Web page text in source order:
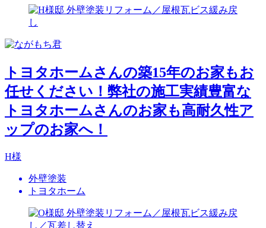
トヨタホームさんの築15年のお家もお
任せください！弊社の施工実績豊富な
トヨタホームさんのお家も高耐久性ア
ップのお家へ！
H様
外壁塗装
トヨタホーム